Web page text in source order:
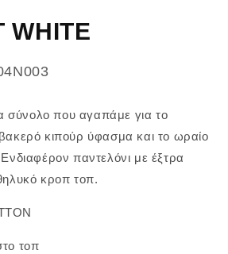
WHITE
σύνολο που αγαπάμε για το
κιπούρ ύφασμα και το ωραίο
παντελόνι με έξτρα
κροπ τοπ.
τοπ